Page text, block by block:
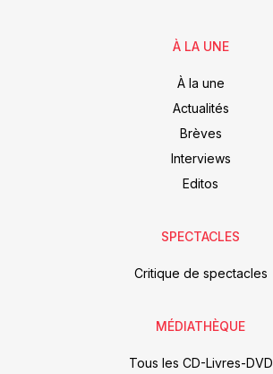
À LA UNE
À la une
Actualités
Brèves
Interviews
Editos
SPECTACLES
Critique de spectacles
MÉDIATHÈQUE
Tous les CD-Livres-DVD